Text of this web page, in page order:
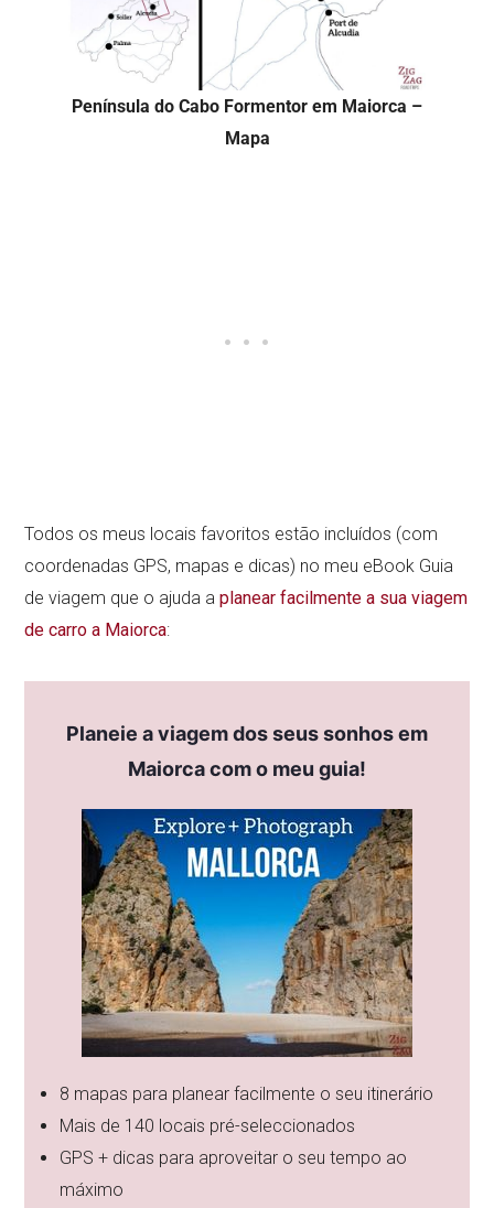
Península do Cabo Formentor em Maiorca –
Mapa
Todos os meus locais favoritos estão incluídos (com
coordenadas GPS, mapas e dicas) no meu eBook Guia
de viagem que o ajuda aplanear facilmente a sua viagem
de carro a Maiorca:
Planeie a viagem dos seus sonhos em
Maiorca com o meu guia!
8 mapas para planear facilmente o seu itinerário
Mais de 140 locais pré-seleccionados
GPS + dicas para aproveitar o seu tempo ao
máximo